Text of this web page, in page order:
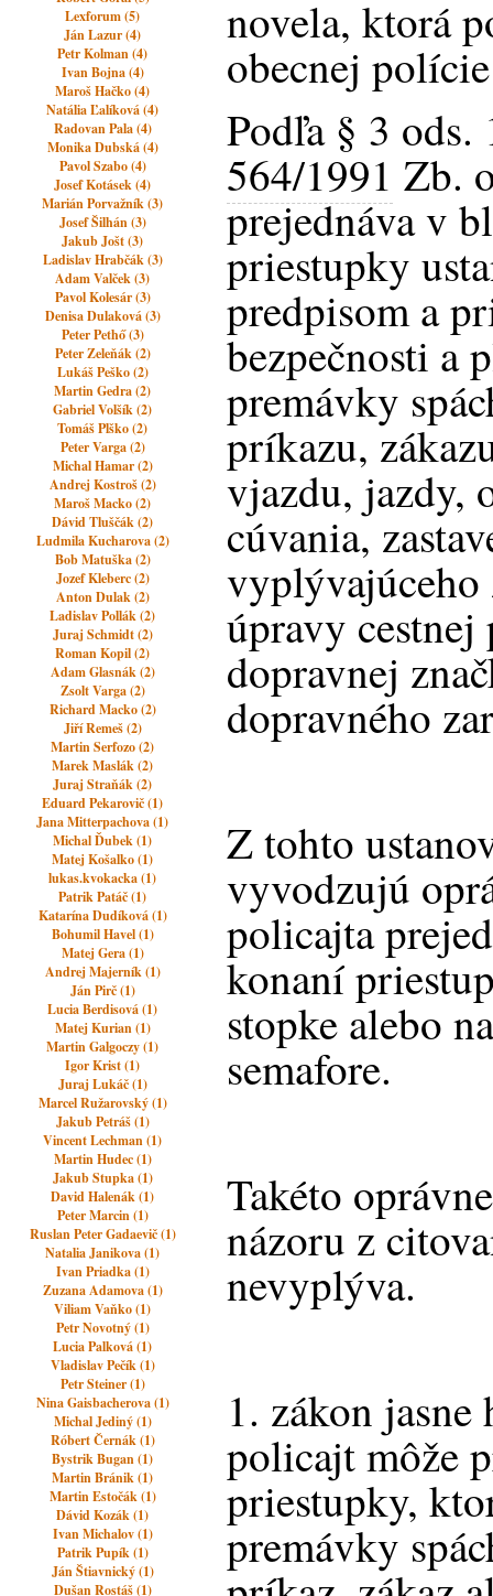
Lexforum (5)
Ján Lazur (4)
Petr Kolman (4)
Ivan Bojna (4)
Maroš Hačko (4)
Natália Ľalíková (4)
Radovan Pala (4)
Monika Dubská (4)
Pavol Szabo (4)
Josef Kotásek (4)
Marián Porvažník (3)
Josef Šilhán (3)
Jakub Jošt (3)
Ladislav Hrabčák (3)
Adam Valček (3)
Pavol Kolesár (3)
Denisa Dulaková (3)
Peter Pethő (3)
Peter Zeleňák (2)
Lukáš Peško (2)
Martin Gedra (2)
Gabriel Volšík (2)
Tomáš Plško (2)
Peter Varga (2)
Michal Hamar (2)
Andrej Kostroš (2)
Maroš Macko (2)
Dávid Tluščák (2)
Ludmila Kucharova (2)
Bob Matuška (2)
Jozef Kleberc (2)
Anton Dulak (2)
Ladislav Pollák (2)
Juraj Schmidt (2)
Roman Kopil (2)
Adam Glasnák (2)
Zsolt Varga (2)
Richard Macko (2)
Jiří Remeš (2)
Martin Serfozo (2)
Marek Maslák (2)
Juraj Straňák (2)
Eduard Pekarovič (1)
Jana Mitterpachova (1)
Michal Ďubek (1)
Matej Košalko (1)
lukas.kvokacka (1)
Patrik Patáč (1)
Katarína Dudíková (1)
Bohumil Havel (1)
Matej Gera (1)
Andrej Majerník (1)
Ján Pirč (1)
Lucia Berdisová (1)
Matej Kurian (1)
Martin Galgoczy (1)
Igor Krist (1)
Juraj Lukáč (1)
Marcel Ružarovský (1)
Jakub Petráš (1)
Vincent Lechman (1)
Martin Hudec (1)
Jakub Stupka (1)
David Halenák (1)
Peter Marcin (1)
Ruslan Peter Gadaevič (1)
Natalia Janikova (1)
Ivan Priadka (1)
Zuzana Adamova (1)
Viliam Vaňko (1)
Petr Novotný (1)
Lucia Palková (1)
Vladislav Pečík (1)
Petr Steiner (1)
Nina Gaisbacherova (1)
Michal Jediný (1)
Róbert Černák (1)
Bystrik Bugan (1)
Martin Bránik (1)
Martin Estočák (1)
Dávid Kozák (1)
Ivan Michalov (1)
Patrik Pupík (1)
Ján Štiavnický (1)
Dušan Rostáš (1)
novela, ktorá
obecnej
Podľa § 3 ods.
564/1991 Zb.
prejednáva v
priestupky
predpisom a
bezpečnosti a
premávky
príkazu,
vjazdu, jazdy,
cúvania,
vyplývajúceho
úpravy
dopravnej
dopravného
Z tohto
vyvodzujú
policajta
konaní
stopke alebo
semafore.
Takéto
názoru z
nevyplýva.
1. zákon
policajt môže
priestupky,
premávky